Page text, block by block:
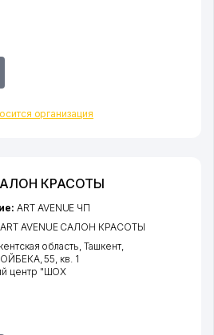
организация
САЛОН КРАСОТЫ
ART AVENUE ЧП
ART AVENUE САЛОН КРАСОТЫ
область ,Ташкент,
ОЙБЕКА, 55, кв. 1
центр "ШОХ